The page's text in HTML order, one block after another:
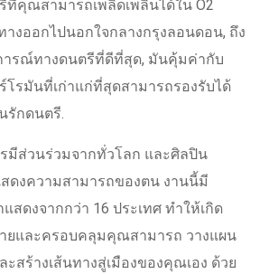
ที่คุณสามารถเพลิดเพลินได้ใน O2
างออกไปนอกใจกลางกรุงลอนดอน, ถึง
ารณ์ทางดนตรีที่ดีที่สุด, มันคุ้มค่ากับ
รมันที่เก่าแก่ที่สุดสามารถรองรับได้
รักดนตรี.
มีส่วนร่วมจากทั่วโลก และศิลปิน
ดงความสามารถของตน งานนี้มี
สดงจากกว่า 16 ประเทศ ทำให้เกิด
ยและครอบคลุมคุณสามารถ วางแผน
สร้างเส้นทางสู่เมืองของคุณเอง ด้วย